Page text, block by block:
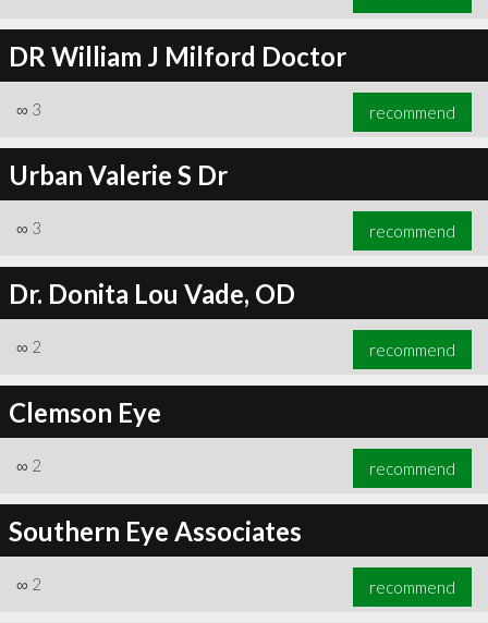
DR William J Milford Doctor
∞ 3 recommend
Urban Valerie S Dr
∞ 3 recommend
Dr. Donita Lou Vade, OD
∞ 2 recommend
Clemson Eye
∞ 2 recommend
Southern Eye Associates
∞ 2 recommend